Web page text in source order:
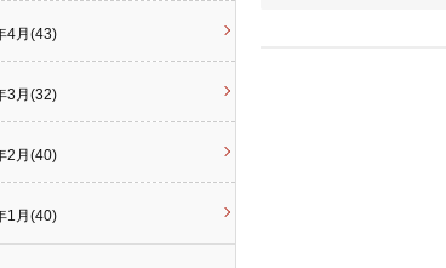
4月(43)
3月(32)
2月(40)
1月(40)